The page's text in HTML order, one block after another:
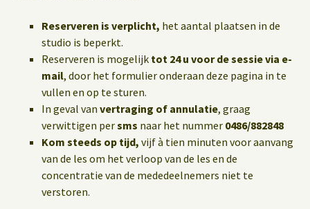
Reserveren is verplicht, het aantal plaatsen in de
studio is beperkt.
Reserveren is mogelijk tot 24 u voor de sessie via e-
mail, door het formulier onderaan deze pagina in te
vullen en op te sturen.
In geval van vertraging of annulatie, graag
verwittigen persms naar het nummer 0486/882848
Kom steeds op tijd, vijf à tien minuten voor aanvang
van de les om het verloop van de les en de
concentratie van de mededeelnemers niet te
verstoren.